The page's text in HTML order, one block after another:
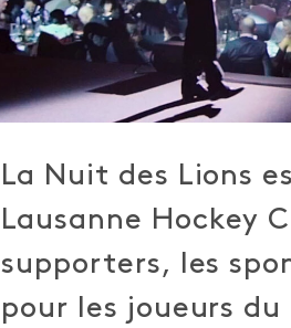
La Nuit des Lions
Lausanne Hockey
supporters, les
pour les joueurs